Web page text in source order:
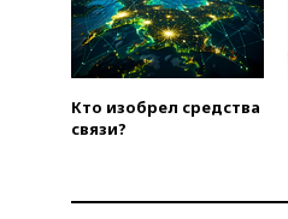
Кто изобрел средства
связи?